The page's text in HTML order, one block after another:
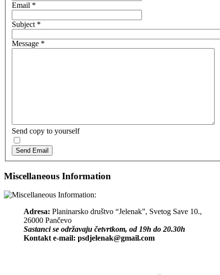
Email *
Subject *
Message *
Send copy to yourself
Send Email
Miscellaneous Information
Adresa: Planinarsko društvo “Jelenak”, Svetog Save 10.,
26000 Pančevo
Sastanci se održavaju četvrtkom, od 19h do 20.30h
Kontakt e-mail: psdjelenak@gmail.com